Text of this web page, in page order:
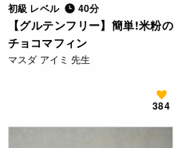
初級 レベル 40分
【グルテンフリー】簡単!米粉の
チョコマフィン
マスダ アイミ 先生
384